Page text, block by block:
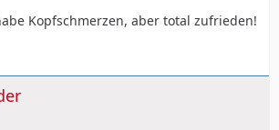
Kopfschmerzen, aber total zufrieden!